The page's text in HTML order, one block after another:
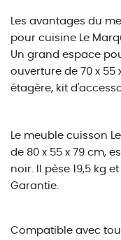
Les avantages du
pour cuisine Le
Un grand espace
ouverture de 70 x
étagère, kit
Le meuble cuisson
de 80 x 55 x 79 cm,
noir. Il pèse 19,5 kg
Garantie.
Compatible avec